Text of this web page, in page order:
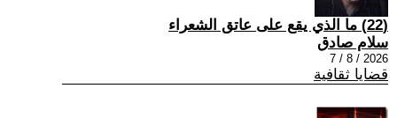
(22) ما الذي يقع على عاتق الشعراء
سلام صادق
2026 / 8 / 7
قضايا ثقافية